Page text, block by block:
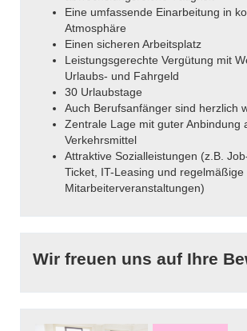
Eine umfassende Einarbeitung in
Atmosphäre
Einen sicheren Arbeitsplatz
Leistungsgerechte Vergütung mit
Urlaubs- und Fahrgeld
30 Urlaubstage
Auch Berufsanfänger sind herzlich
Zentrale Lage mit guter Anbindung
Verkehrsmittel
Attraktive Sozialleistungen (z.B.
Ticket, IT-Leasing und regelmäßige
Mitarbeiterveranstaltungen)
Wir freuen uns auf Ihre